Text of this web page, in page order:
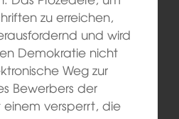
zu erreichen,
und wird
Demokratie nicht
Weg zur
Bewerbers der
einem versperrt, die